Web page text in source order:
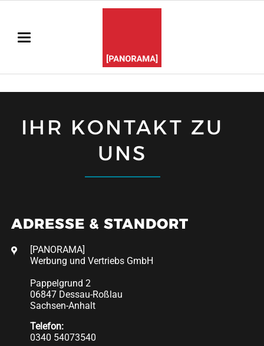
IHR KONTAKT ZU
UNS
ADRESSE & STANDORT
[PANORAMA]
Werbung und Vertriebs GmbH
Pappelgrund 2
06847 Dessau-Roßlau
Sachsen-Anhalt
Telefon:
0340 54073540